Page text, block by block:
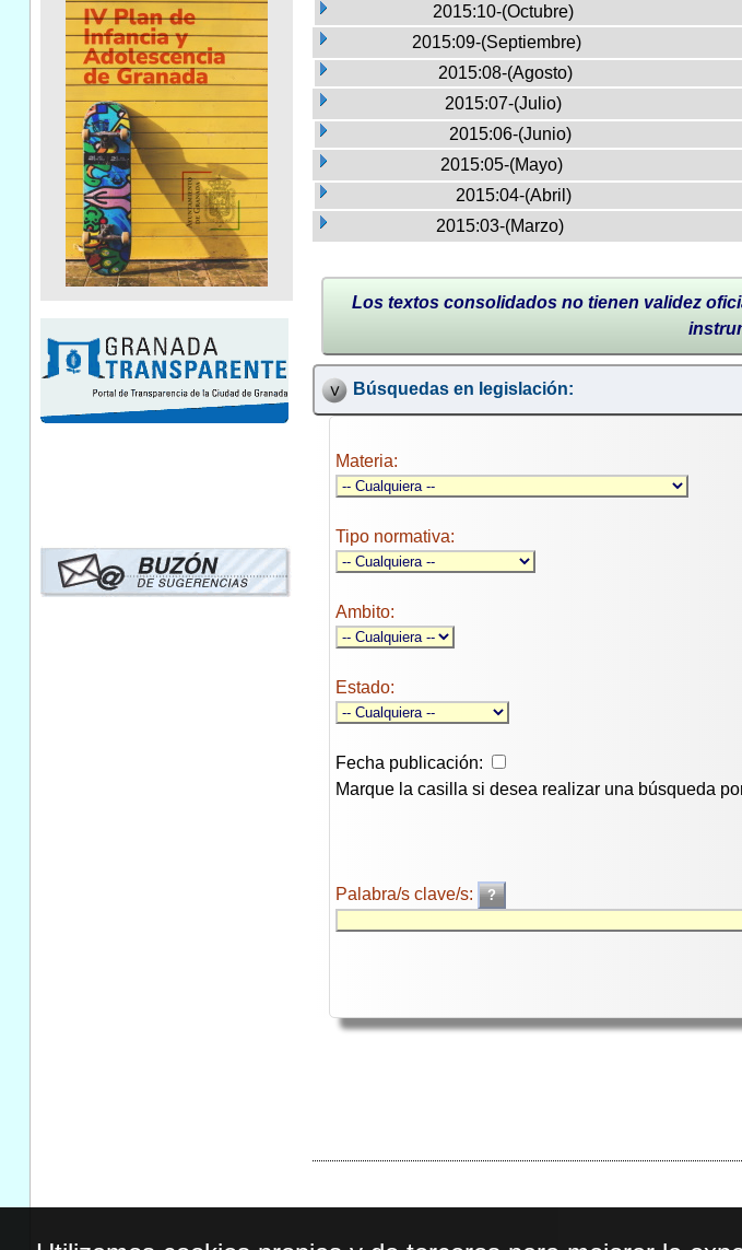
2015:10-(Octubre)
2015:09-(Septiembre)
2015:08-(Agosto)
2015:07-(Julio)
2015:06-(Junio)
2015:05-(Mayo)
2015:04-(Abril)
2015:03-(Marzo)
Los textos consolidados no tienen validez
Búsquedas en legislación:
Materia:
Tipo normativa:
Ambito:
Estado:
Fecha publicación:
Marque la casilla si desea realizar una búsqueda
Palabra/s clave/s: